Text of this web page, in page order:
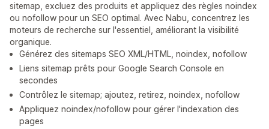
sitemap, excluez des produits et appliquez des règles noindex
ou nofollow pour un SEO optimal. Avec Nabu, concentrez les
moteurs de recherche sur l'essentiel, améliorant la visibilité
organique.
Générez des sitemaps SEO XML/HTML, noindex, nofollow
Liens sitemap prêts pour Google Search Console en
secondes
Contrôlez le sitemap; ajoutez, retirez, noindex, nofollow
Appliquez noindex/nofollow pour gérer l'indexation des
pages